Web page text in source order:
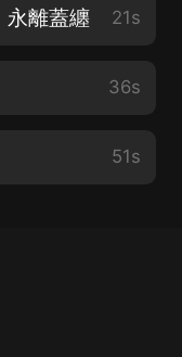
離蓋纏 21s
36s
51s